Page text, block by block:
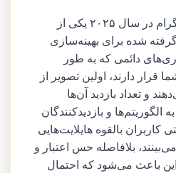
بازدید هایلایت‌های اینستاگرام در سال ۲۰۲۵ یکی از
شده برای بهینه‌سازی
دائمی که به طور
قرار دارند، اولین تصویر از
و تعداد بازدید آن‌ها
و بازدیدکنندگان
بالقوه هایلایت‌هایی
می‌بینند، بلافاصله حس اعتبار و
باعث می‌شود که احتمال